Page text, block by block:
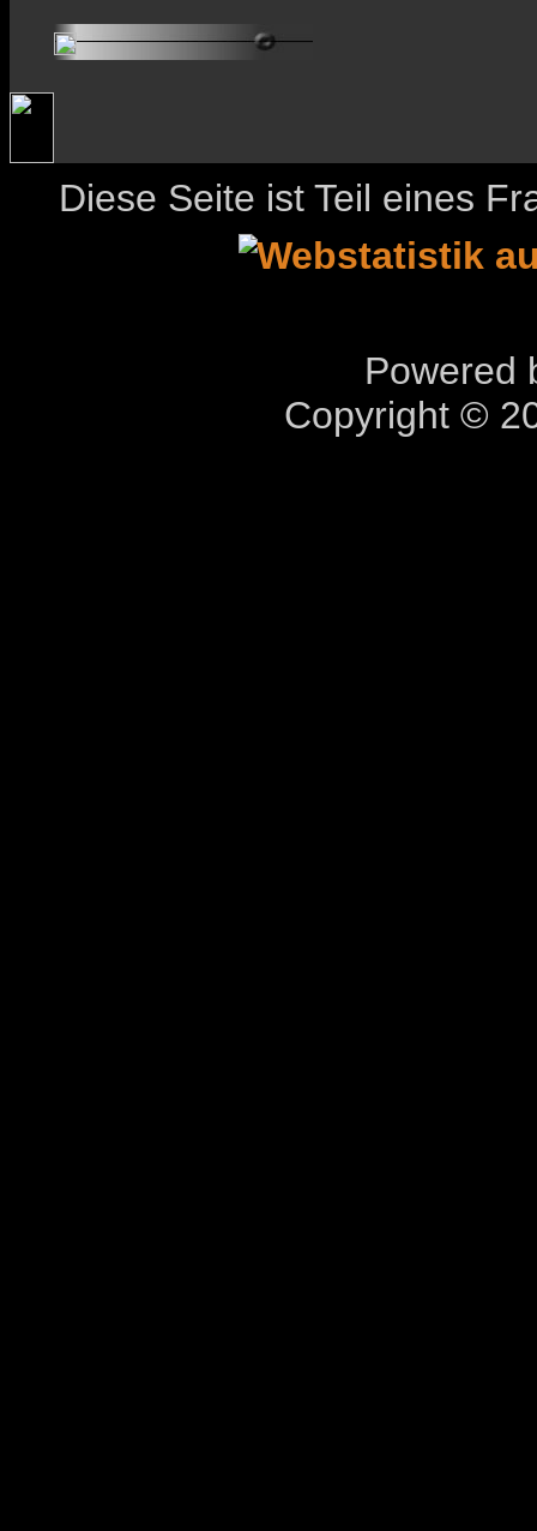
Diese Seite ist Teil eines
Powered
Copyright ©